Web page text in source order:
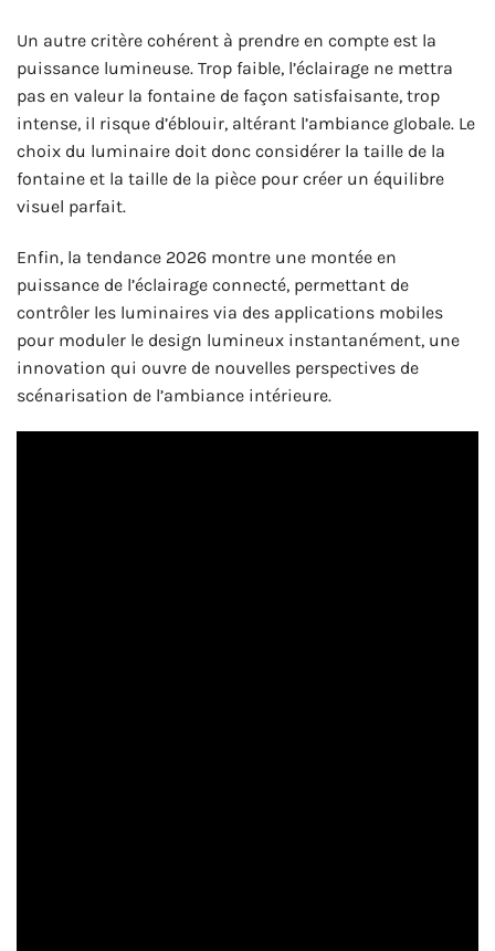
Un autre critère cohérent à prendre en compte est la
puissance lumineuse. Trop faible, l’éclairage ne mettra
pas en valeur la fontaine de façon satisfaisante, trop
intense, il risque d’éblouir, altérant l’ambiance globale. Le
choix du luminaire doit donc considérer la taille de la
fontaine et la taille de la pièce pour créer un équilibre
visuel parfait.
Enfin, la tendance 2026 montre une montée en
puissance de l’éclairage connecté, permettant de
contrôler les luminaires via des applications mobiles
pour moduler le design lumineux instantanément, une
innovation qui ouvre de nouvelles perspectives de
scénarisation de l’ambiance intérieure.